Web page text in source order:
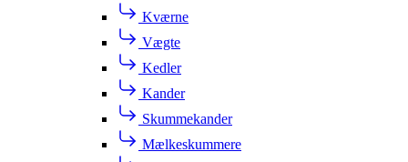
Kværne
Vægte
Kedler
Kander
Skummekander
Mælkeskummere